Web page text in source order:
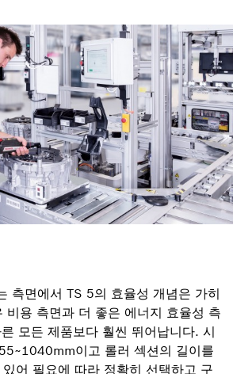
측면에서 TS 5의 효율성 개념은 가히
비용 측면과 더 좋은 에너지 효율성 측
모든 제품보다 훨씬 뛰어납니다. 시
이고 롤러 섹션의 길이를
어 필요에 따라 정확히 선택하고 구